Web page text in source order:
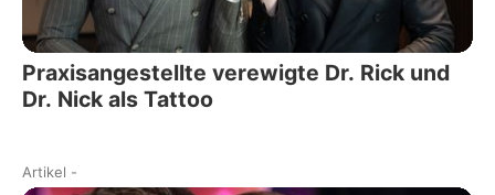
Praxisangestellte verewigte Dr. Rick und
Dr. Nick als Tattoo
Artikel -